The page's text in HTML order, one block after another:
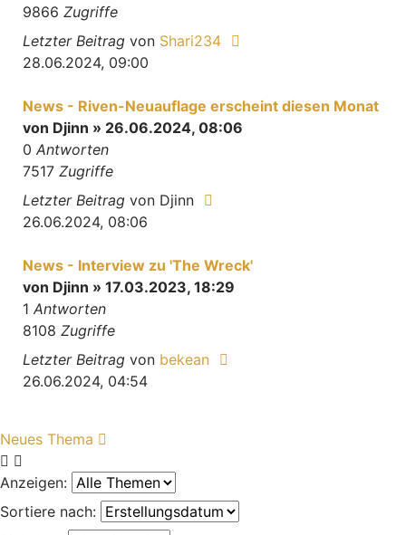
9866 Zugriffe
Letzter Beitrag von Shari234
28.06.2024, 09:00
News - Riven-Neuauflage erscheint diesen Monat
von Djinn » 26.06.2024, 08:06
0 Antworten
7517 Zugriffe
Letzter Beitrag von Djinn
26.06.2024, 08:06
News - Interview zu 'The Wreck'
von Djinn » 17.03.2023, 18:29
1 Antworten
8108 Zugriffe
Letzter Beitrag von bekean
26.06.2024, 04:54
Neues Thema
Anzeigen:
Sortiere nach: